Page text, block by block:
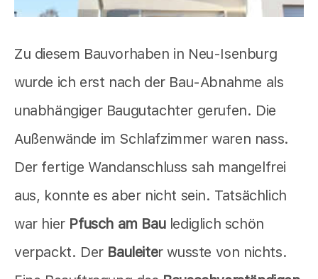
Zu diesem Bauvorhaben in Neu-Isenburg
wurde ich erst nach der Bau-Abnahme als
unabhängiger Baugutachter gerufen. Die
Außenwände im Schlafzimmer waren nass.
Der fertige Wandanschluss sah mangelfrei
aus, konnte es aber nicht sein. Tatsächlich
war hier Pfusch am Baulediglich schön
verpackt. Der Bauleiter wusste von nichts.